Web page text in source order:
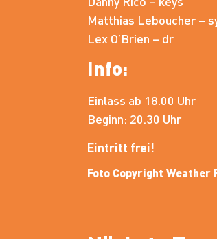
Matthias Leboucher –
Lex O’Brien – dr
Info:
Einlass ab 18.00 Uhr
Beginn: 20.30 Uhr
Eintritt frei!
Foto Copyright Weather